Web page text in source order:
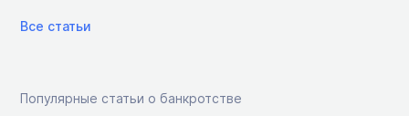
Все статьи
Популярные статьи о банкротстве